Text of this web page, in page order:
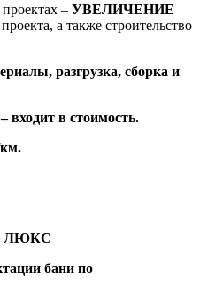
– УВЕЛИЧЕНИЕ
а также строительство
разгрузка, сборка и
в стоимость.
ЛЮКС
бани по